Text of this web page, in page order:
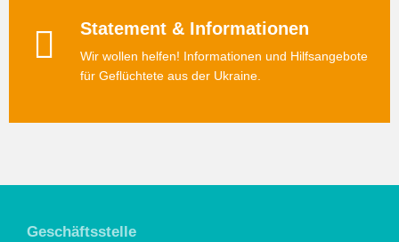
Statement & Informationen
Wir wollen helfen! Informationen und Hilfsangebote
für Geflüchtete aus der Ukraine.
Geschäftsstelle